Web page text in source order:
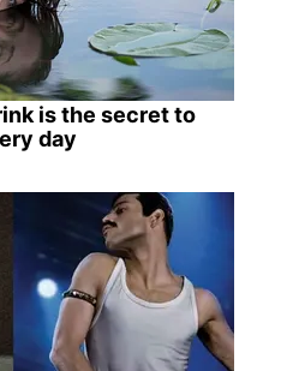
is the secret to
day